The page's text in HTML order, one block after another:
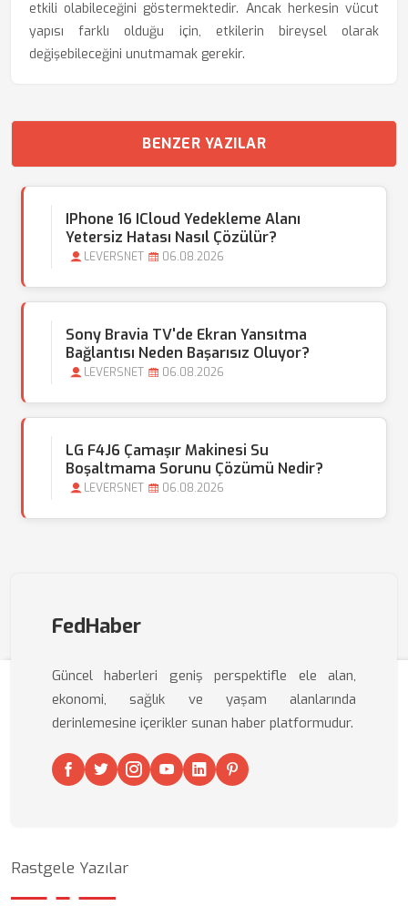
etkili olabileceğini göstermektedir. Ancak herkesin vücut
yapısı farklı olduğu için, etkilerin bireysel olarak
değişebileceğini unutmamak gerekir.
BENZER YAZILAR
IPhone 16 ICloud Yedekleme Alanı
Yetersiz Hatası Nasıl Çözülür?
LEVERSNET 06.08.2026
Sony Bravia TV'de Ekran Yansıtma
Bağlantısı Neden Başarısız Oluyor?
LEVERSNET 06.08.2026
LG F4J6 Çamaşır Makinesi Su
Boşaltmama Sorunu Çözümü Nedir?
LEVERSNET 06.08.2026
FedHaber
Güncel haberleri geniş perspektifle ele alan,
ekonomi, sağlık ve yaşam alanlarında
derinlemesine içerikler sunan haber platformudur.
Rastgele Yazılar